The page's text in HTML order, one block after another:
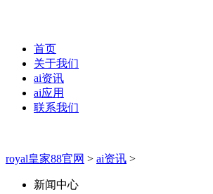
首页
关于我们
ai资讯
ai应用
联系我们
royal皇家88官网 > ai资讯 >
新闻中心